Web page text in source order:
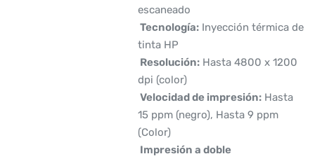
escaneado
 Tecnología:Inyección térmica de
tinta HP
 Resolución:Hasta 4800 x 1200
dpi (color)
 Velocidad de impresión:Hasta
15 ppm (negro), Hasta 9 ppm
(Color)
 Impresión a doble